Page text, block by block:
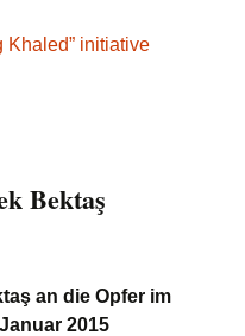
Khaled” initiative
Bektaş
an die Opfer im
2015